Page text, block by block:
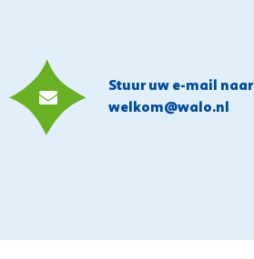
Stuur uw e-mail naar
welkom@walo.nl